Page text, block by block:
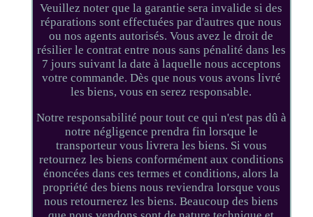
Veuillez noter que la garantie sera invalide si des
réparations sont effectuées par d'autres que nous
ou nos agents autorisés. Vous avez le droit de
résilier le contrat entre nous sans pénalité dans les
7 jours suivant la date à laquelle nous acceptons
votre commande. Dès que nous vous avons livré
les biens, vous en serez responsable.
Notre responsabilité pour tout ce qui n'est pas dû à
notre négligence prendra fin lorsque le
transporteur vous livrera les biens. Si vous
retournez les biens conformément aux conditions
énoncées dans ces termes et conditions, alors la
propriété des biens nous reviendra lorsque vous
nous retournerez les biens. Beaucoup des biens